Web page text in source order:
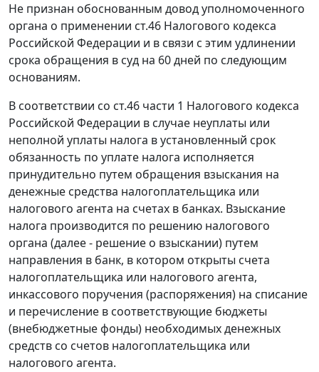
Не признан обоснованным довод уполномоченного
органа о применении ст.46 Налогового кодекса
Российской Федерации и в связи с этим удлинении
срока обращения в суд на 60 дней по следующим
основаниям.
В соответствии со ст.46 части 1 Налогового кодекса
Российской Федерации в случае неуплаты или
неполной уплаты налога в установленный срок
обязанность по уплате налога исполняется
принудительно путем обращения взыскания на
денежные средства налогоплательщика или
налогового агента на счетах в банках. Взыскание
налога производится по решению налогового
органа (далее - решение о взыскании) путем
направления в банк, в котором открыты счета
налогоплательщика или налогового агента,
инкассового поручения (распоряжения) на списание
и перечисление в соответствующие бюджеты
(внебюджетные фонды) необходимых денежных
средств со счетов налогоплательщика или
налогового агента.